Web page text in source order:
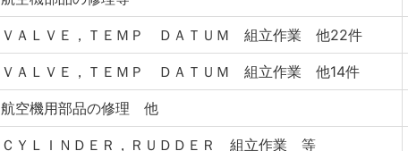
ＶＡＬＶＥ，ＴＥＭＰ ＤＡＴＵＭ 組立作業 他22件
ＶＡＬＶＥ，ＴＥＭＰ ＤＡＴＵＭ 組立作業 他14件
航空機用部品の修理 他
ＣＹＬＩＮＤＥＲ，ＲＵＤＤＥＲ 組立作業 等